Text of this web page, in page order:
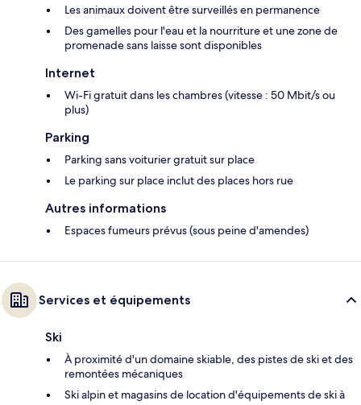
Les animaux doivent être surveillés en permanence
Des gamelles pour l'eau et la nourriture et une zone de
promenade sans laisse sont disponibles
Internet
Wi-Fi gratuit dans les chambres (vitesse : 50 Mbit/s ou
plus)
Parking
Parking sans voiturier gratuit sur place
Le parking sur place inclut des places hors rue
Autres informations
Espaces fumeurs prévus (sous peine d'amendes)
Services et équipements
Ski
À proximité d'un domaine skiable, des pistes de ski et des
remontées mécaniques
Ski alpin et magasins de location d'équipements de ski à